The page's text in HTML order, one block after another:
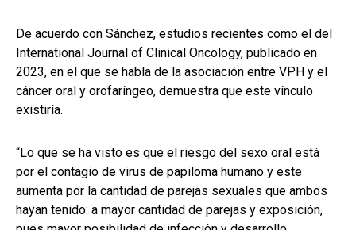
De acuerdo con Sánchez, estudios recientes como el del
International Journal of Clinical Oncology, publicado en
2023, en el que se habla de la asociación entre VPH y el
cáncer oral y orofaríngeo, demuestra que este vínculo
existiría.
“Lo que se ha visto es que el riesgo del sexo oral está
por el contagio de virus de papiloma humano y este
aumenta por la cantidad de parejas sexuales que ambos
hayan tenido: a mayor cantidad de parejas y exposición,